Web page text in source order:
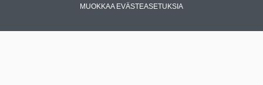
MUOKKAA EVÄSTEASETUKSIA